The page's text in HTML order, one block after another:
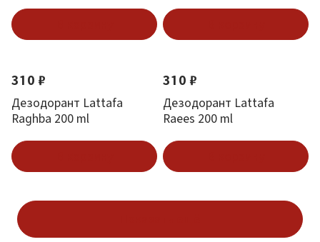
310 ₽
Дезодорант Lattafa
Raghba 200 ml
310 ₽
Дезодорант Lattafa
Raees 200 ml